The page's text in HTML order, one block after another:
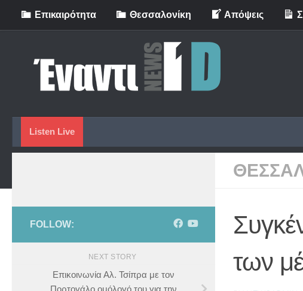
Skip to content
Eπικαιρότητα Θεσσαλονίκη Απόψεις
Listen Live
των
FOLLOW:
NEXT STORY
Eπικοινωνία Αλ. Τσίπρα με τον
Πορτογάλο ομόλογό του για την